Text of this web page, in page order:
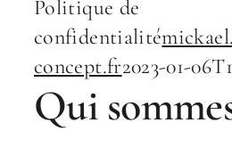
Politique de
confidentialité
concept.fr2023-01-
Qui